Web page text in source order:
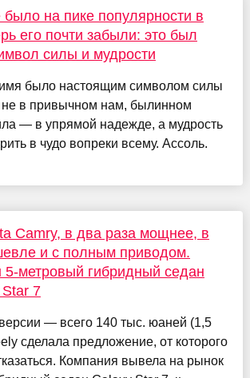
на пике популярности в
его почти забыли: это был
силы и мудрости
было настоящим символом силы
не в привычном нам, былинном
— в упрямой надежде, а мудрость
в чудо вопреки всему. Ассоль.
Camry, в два раза мощнее, в
и с полным приводом.
5-метровый гибридный седан
7
— всего 140 тыс. юаней (1,5
сделала предложение, от которого
Компания вывела на рынок